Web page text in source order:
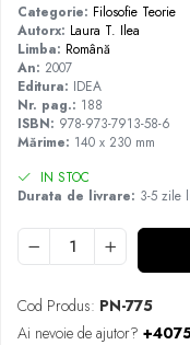
Categorie: Filosofie Teorie
Autorx: Laura T. Ilea
Limba: Română
An: 2007
Editura: IDEA
Nr. pag.: 188
ISBN: 978-973-7913-58-6
Mărime: 140 x 230 mm
IN STOC
Durata de livrare: 3-5 zile
Cod Produs: PN-775
Ai nevoie de ajutor?